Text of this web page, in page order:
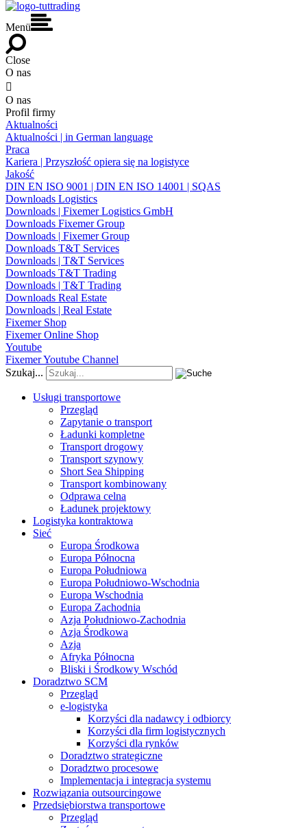
Menü
Close
O nas

O nas
Profil firmy
Aktualności
Aktualności | in German language
Praca
Kariera | Przyszłość opiera się na logistyce
Jakość
DIN EN ISO 9001 | DIN EN ISO 14001 | SQAS
Downloads Logistics
Downloads | Fixemer Logistics GmbH
Downloads Fixemer Group
Downloads | Fixemer Group
Downloads T&T Services
Downloads | T&T Services
Downloads T&T Trading
Downloads | T&T Trading
Downloads Real Estate
Downloads | Real Estate
Fixemer Shop
Fixemer Online Shop
Youtube
Fixemer Youtube Channel
Szukaj...
Usługi transportowe
Przegląd
Zapytanie o transport
Ładunki kompletne
Transport drogowy
Transport szynowy
Short Sea Shipping
Transport kombinowany
Odprawa celna
Ładunek projektowy
Logistyka kontraktowa
Sieć
Europa Środkowa
Europa Północna
Europa Południowa
Europa Południowo-Wschodnia
Europa Wschodnia
Europa Zachodnia
Azja Południowo-Zachodnia
Azja Środkowa
Azja
Afryka Północna
Bliski i Środkowy Wschód
Doradztwo SCM
Przegląd
e-logistyka
Korzyści dla nadawcy i odbiorcy
Korzyści dla firm logistycznych
Korzyści dla rynków
Doradztwo strategiczne
Doradztwo procesowe
Implementacja i integracja systemu
Rozwiązania outsourcingowe
Przedsiębiorstwa transportowe
Przegląd